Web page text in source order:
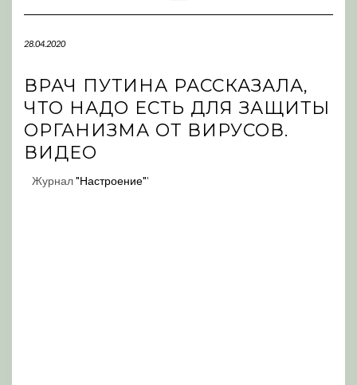
Navigation
28.04.2020
ВРАЧ ПУТИНА РАССКАЗАЛА,
ЧТО НАДО ЕСТЬ ДЛЯ ЗАЩИТЫ
ОРГАНИЗМА ОТ ВИРУСОВ.
ВИДЕО
Журнал"Настроение"'